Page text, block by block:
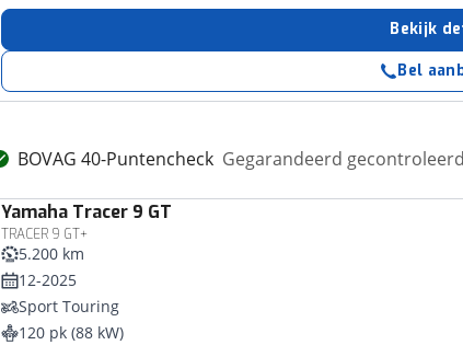
Bekijk
Bel
BOVAG 40-Puntencheck Gegarandeerd
Yamaha Tracer 9 GT
TRACER 9 GT+
5.200 km
12-2025
Sport Touring
120 pk (88 kW)